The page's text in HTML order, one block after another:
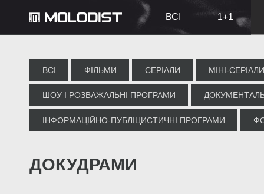
ВСІ 1+1
ВСІ ФІЛЬМИ СЕРІАЛИ МІНІ-
ШОУ І РОЗВАЖАЛЬНІ ПРОГРАМИ
ІНФОРМАЦІЙНО-ПУБЛІЦИСТИЧНІ ПРОГРАМИ
ДОКУДРАМИ